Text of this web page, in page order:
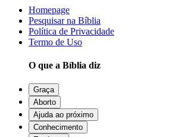
Homepage
Pesquisar na Bíblia
Política de Privacidade
Termo de Uso
O que a Bíblia diz
Graça
Aborto
Ajuda ao próximo
Conhecimento